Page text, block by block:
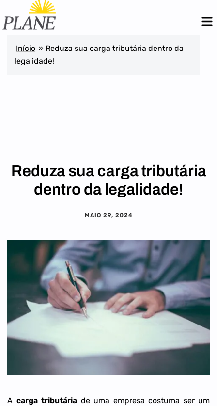
Início » Reduza sua carga tributária dentro da
legalidade!
Reduza sua carga tributária
dentro da legalidade!
MAIO 29, 2024
A carga tributária de uma empresa costuma ser um